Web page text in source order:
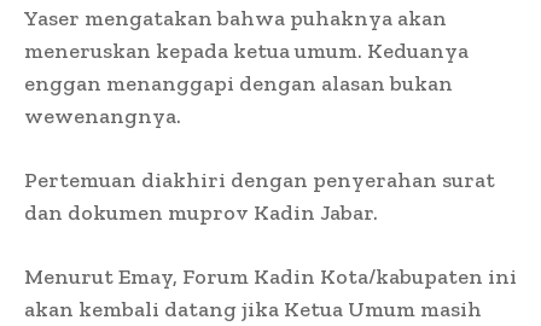
Yaser mengatakan bahwa puhaknya akan
meneruskan kepada ketua umum. Keduanya
enggan menanggapi dengan alasan bukan
wewenangnya.
Pertemuan diakhiri dengan penyerahan surat
dan dokumen muprov Kadin Jabar.
Menurut Emay, Forum Kadin Kota/kabupaten ini
akan kembali datang jika Ketua Umum masih